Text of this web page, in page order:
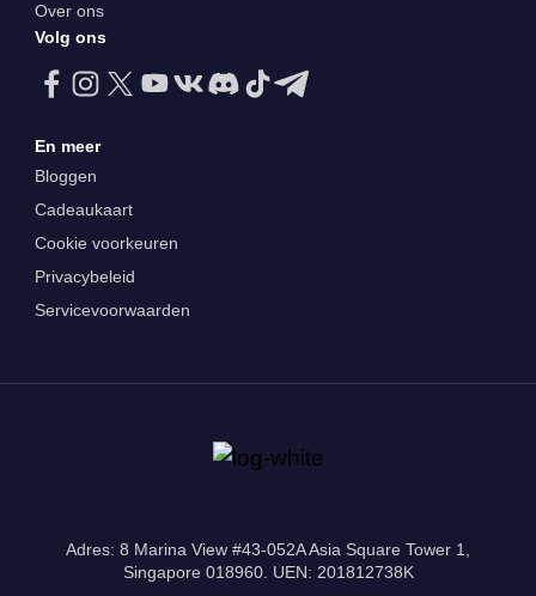
Over ons
Volg ons
En meer
Bloggen
Cadeaukaart
Cookie voorkeuren
Privacybeleid
Servicevoorwaarden
Adres: 8 Marina View #43-052A Asia Square Tower 1,
Singapore 018960. UEN: 201812738K